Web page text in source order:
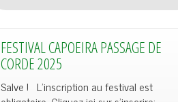
FESTIVAL CAPOEIRA PASSAGE DE
CORDE 2025
Salve ! L’inscription au festival est